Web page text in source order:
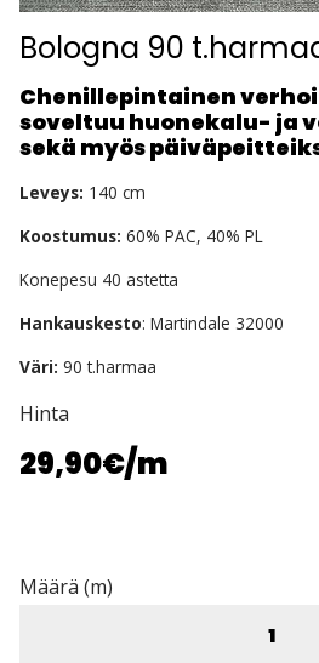
Bologna 90
Chenillepintainen
soveltuu huonekalu- ja
sekä myös
Leveys: 140 cm
Koostumus: 60% PAC, 40% PL
Konepesu 40 astetta
Hankauskesto: Martindale 32000
Väri: 90 t.harmaa
Hinta
29,90€/m
Määrä (m)